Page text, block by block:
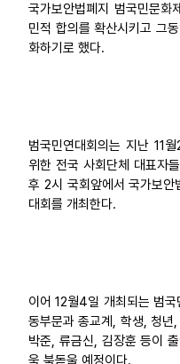
국가보안법폐지 범국민문화
민적 합의를 확산시키고 그
화하기로 했다.
범국민연대회의는 지난 11
위한 전국 사회단체 대표자
후 2시 국회앞에서 국가보안
대회를 개최한다.
이어 12월4일 개최되는 범
동부문과 종교계, 학생, 청년
박준, 류금신, 김장훈 등이
욱 북돋울 예정이다.